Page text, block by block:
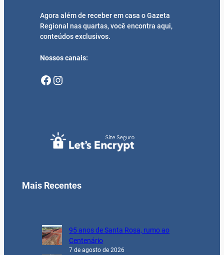
Agora além de receber em casa o Gazeta
Regional nas quartas, você encontra aqui,
conteúdos exclusivos.
Nossos canais:
Facebook Instagram
Mais Recentes
95 anos de Santa Rosa, rumo ao
Centenário
7 de agosto de 2026